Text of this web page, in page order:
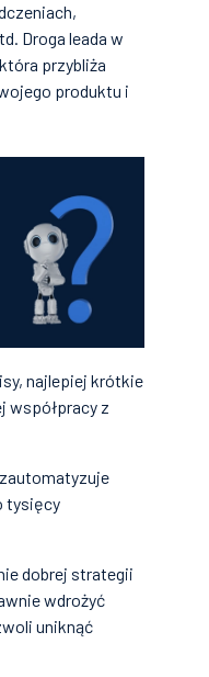
Droga leada w
przybliża
produktu i
najlepiej krótkie
współpracy z
tysięcy
dobrej strategii
wdrożyć
uniknąć